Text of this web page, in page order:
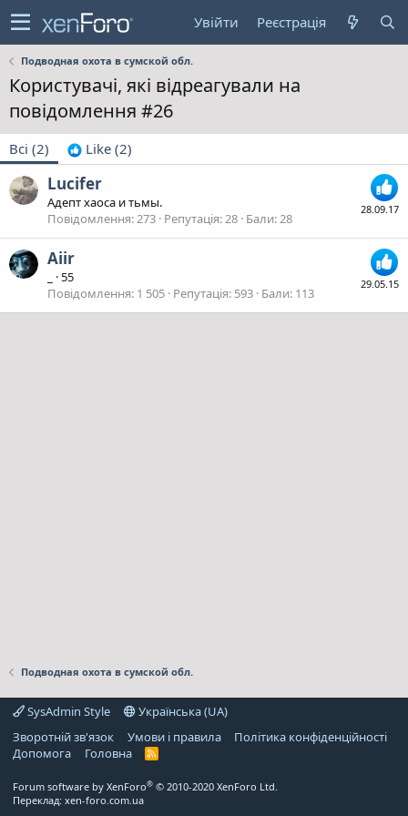
Увійти Реєстрація
Подводная охота в сумской обл.
Користувачі, які відреагували на
повідомлення #26
Всі (2) Like (2)
28.09.17
Lucifer
Адепт хаоса и тьмы.
Повідомлення 273 Репутація 28 Бали 28
29.05.15
Aiir
·55
Повідомлення 1 505 Репутація 593 Бали 113
Подводная охота в сумской обл.
SysAdmin Style
Українська (UA)
Зворотній зв'язок
Умови і правила
Політика конфіденційності
Дoпoмoга
Головна
R
Forum software by XenForo® © 2010-2020 XenForo Ltd.
Переклад: xen-foro.com.ua